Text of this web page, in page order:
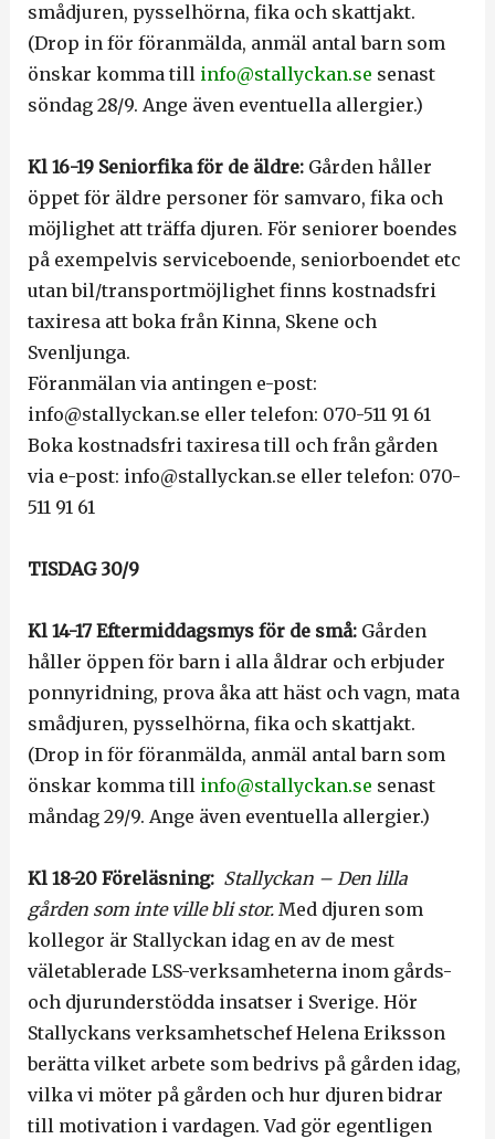
smådjuren, pysselhörna, fika och skattjakt.
(Drop in för föranmälda, anmäl antal barn som
önskar komma till info@stallyckan.se senast
söndag 28/9. Ange även eventuella allergier.)
Kl 16-19 Seniorfika för de äldre: Gården håller
öppet för äldre personer för samvaro, fika och
möjlighet att träffa djuren. För seniorer boendes
på exempelvis serviceboende, seniorboendet etc
utan bil/transportmöjlighet finns kostnadsfri
taxiresa att boka från Kinna, Skene och
Svenljunga.
Föranmälan via antingen e-post:
info@stallyckan.se eller telefon: 070-511 91 61
Boka kostnadsfri taxiresa till och från gården
via e-post: info@stallyckan.se eller telefon: 070-
511 91 61
TISDAG 30/9
Kl 14-17 Eftermiddagsmys för de små:Gården
håller öppen för barn i alla åldrar och erbjuder
ponnyridning, prova åka att häst och vagn, mata
smådjuren, pysselhörna, fika och skattjakt.
(Drop in för föranmälda, anmäl antal barn som
önskar komma till info@stallyckan.se senast
måndag 29/9. Ange även eventuella allergier.)
Kl 18-20 Föreläsning: Stallyckan – Den lilla
gården som inte ville bli stor. Med djuren som
kollegor är Stallyckan idag en av de mest
väletablerade LSS-verksamheterna inom gårds-
och djurunderstödda insatser i Sverige. Hör
Stallyckans verksamhetschef Helena Eriksson
berätta vilket arbete som bedrivs på gården idag,
vilka vi möter på gården och hur djuren bidrar
till motivation i vardagen. Vad gör egentligen